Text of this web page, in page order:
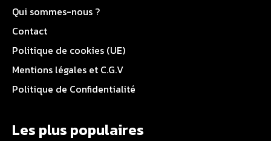
Qui sommes-nous ?
Contact
Politique de cookies (UE)
Mentions légales et C.G.V
Politique de Confidentialité
Les plus populaires